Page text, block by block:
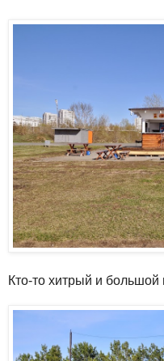
Кто-то хитрый и большой